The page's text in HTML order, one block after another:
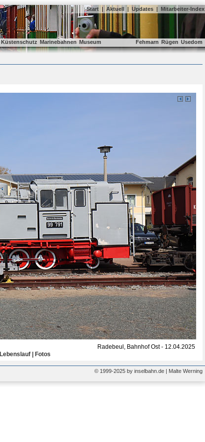
Start | Aktuell | Updates | Mitarbeiter-Index
Küstenschutz Marinebahnen Museum Fehmarn Rügen Usedom
Radebeul, Bahnhof Ost - 12.04.2025
Lebenslauf | Fotos
© 1999-2025 by inselbahn.de | Malte Werning